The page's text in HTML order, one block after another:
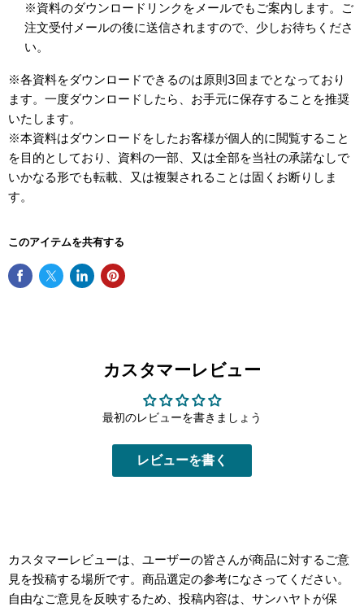
※資料のダウンロードリンクをメールでもご案内します。ご
注文受付メールの後に送信されますので、少しお待ちくださ
い。
※各資料をダウンロードできるのは原則3回までとなっており
ます。一度ダウンロードしたら、お手元に保存することを推奨
いたします。
※本資料はダウンロードをしたお客様が個人的に閲覧すること
を目的としており、資料の一部、又は全部を当社の承諾なしで
いかなる形でも転載、又は複製されることは固くお断りしま
す。
このアイテムを共有する
カスタマーレビュー
最初のレビューを書きましょう
レビューを書く
カスタマーレビューは、ユーザーの皆さんが商品に対するご意
見を投稿する場所です。商品選定の参考になさってください。
自由なご意見を反映するため、投稿内容は、サンハヤトが保